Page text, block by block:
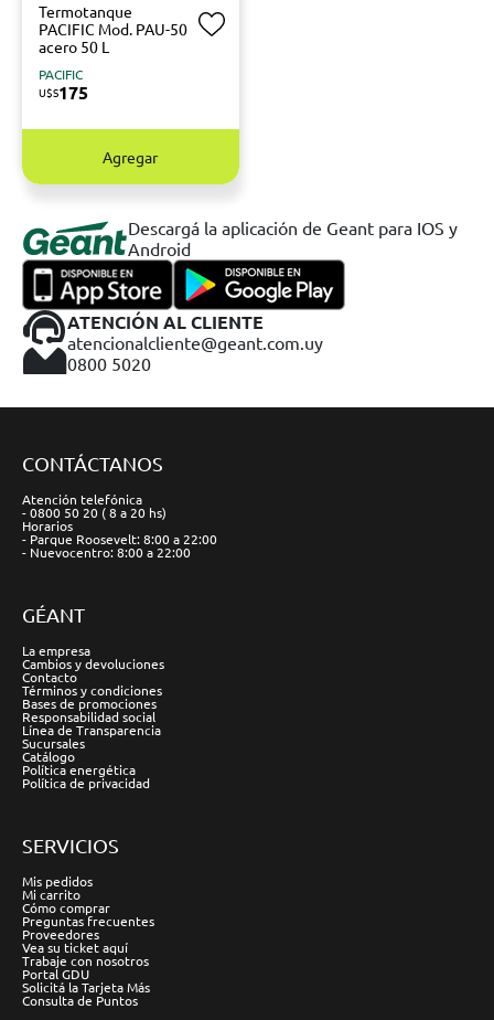
Termotanque
PACIFIC Mod. PAU-50
acero 50 L
PACIFIC
U$S175
Agregar
Descargá la aplicación de Geant para IOS y
Android
ATENCIÓN AL CLIENTE
atencionalcliente@geant.com.uy
0800 5020
CONTÁCTANOS
Atención telefónica
- 0800 50 20 ( 8 a 20 hs)
Horarios
- Parque Roosevelt: 8:00 a 22:00
- Nuevocentro: 8:00 a 22:00
GÉANT
La empresa
Cambios y devoluciones
Contacto
Términos y condiciones
Bases de promociones
Responsabilidad social
Línea de Transparencia
Sucursales
Catálogo
Política energética
Política de privacidad
SERVICIOS
Mis pedidos
Mi carrito
Cómo comprar
Preguntas frecuentes
Proveedores
Vea su ticket aquí
Trabaje con nosotros
Portal GDU
Solicitá la Tarjeta Más
Consulta de Puntos